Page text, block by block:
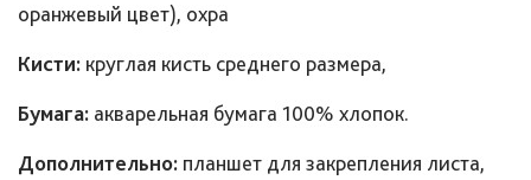
оранжевый цвет), охра
Кисти: круглая кисть среднего размера,
Бумага: акварельная бумага 100% хлопок.
Дополнительно: планшет для закрепления листа,